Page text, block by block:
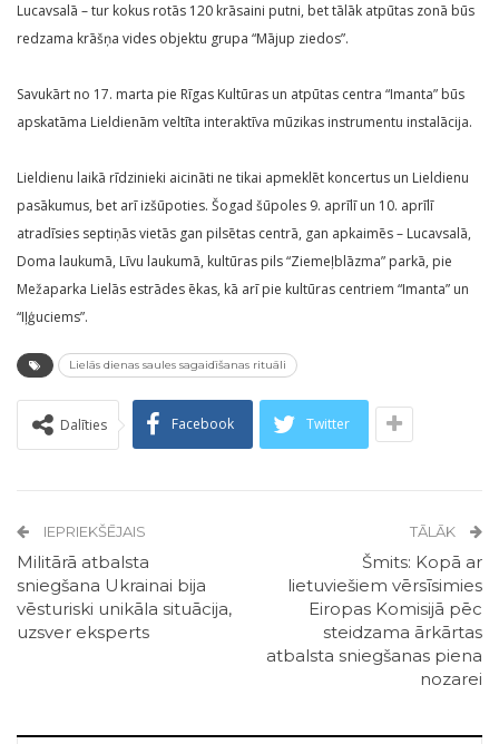
Lucavsalā – tur kokus rotās 120 krāsaini putni, bet tālāk atpūtas zonā būs
redzama krāšņa vides objektu grupa “Mājup ziedos”.
Savukārt no 17. marta pie Rīgas Kultūras un atpūtas centra “Imanta” būs
apskatāma Lieldienām veltīta interaktīva mūzikas instrumentu instalācija.
Lieldienu laikā rīdzinieki aicināti ne tikai apmeklēt koncertus un Lieldienu
pasākumus, bet arī izšūpoties. Šogad šūpoles 9. aprīlī un 10. aprīlī
atradīsies septiņās vietās gan pilsētas centrā, gan apkaimēs – Lucavsalā,
Doma laukumā, Līvu laukumā, kultūras pils “Ziemeļblāzma” parkā, pie
Mežaparka Lielās estrādes ēkas, kā arī pie kultūras centriem “Imanta” un
“Iļģuciems”.
Lielās dienas saules sagaidīšanas rituāli
Dalīties Facebook Twitter
IEPRIEKŠĒJAIS
Militārā atbalsta
sniegšana Ukrainai bija
vēsturiski unikāla situācija,
uzsver eksperts
TĀLĀK
Šmits: Kopā ar
lietuviešiem vērsīsimies
Eiropas Komisijā pēc
steidzama ārkārtas
atbalsta sniegšanas piena
nozarei